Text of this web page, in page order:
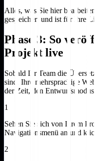
Alles, was Sie hier
gespeichert und ist für Ihre
Phase 3: So
Projekt live
Sobald Ihr Team die
sind, Ihre mehrsprachige
der Zeit, den Entwurfsmodus
1
Sehen Sie sich von Ihrem
Navigationsmenü an und
2